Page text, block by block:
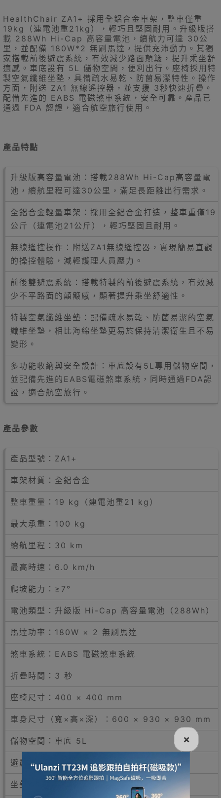
HealthChair ZA1+ 採用全鋁合金車架，整車僅重
19kg（連電池重21kg），輕巧且堅固耐用。升級版搭
載 288Wh Hi-Cap 高容量電池，續航力可達 30公
里，並配備 180W*2 無刷馬達，提供充沛動力。其獨
家搭載前後避震系統，有效減少路面顛簸，提升乘坐舒
適感。車底設有 5L 儲物空間，便利出行。座椅採用特
製空氣纖維坐墊，具備疏水易乾、防菌易潔特性。操作
方面，附送 ZA1 無線遙控器，並支援 3秒快速折疊。
配備先進的 EABS 電磁煞車系統，安全可靠。產品已
通過 FDA 認證，適合航空旅行使用。
產品特點
升級版高容量電池：搭載288Wh Hi-Cap高容量電
池，續航里程可達30公里，滿足長距離出行需求。
全鋁合金輕量車架：採用全鋁合金打造，整車重僅19
公斤（連電池21公斤），輕巧堅固且耐用。
無線遙控操作：附送ZA1無線遙控器，實現簡易直觀
的操控體驗，減輕護理人員壓力。
前後雙避震系統：搭載特製的前後避震系統，有效減
少不平路面的顛簸感，顯著提升乘坐舒適性。
特製空氣纖維坐墊：配備疏水易乾、防菌易潔的空氣
纖維坐墊，相比海綿坐墊更易於保持清潔衛生且不易
變形。
多功能收納與安全設計：車底設有5L專用儲物空間，
並配備先進的EABS電磁煞車系統，同時通過FDA認
證，適合航空旅行。
產品參數
產品型號：ZA1+
車架材質：全鋁合金
整車重量：19 kg（連電池重21 kg）
最大承重：100 kg
續航里程：30 km
最高時速：6.0 km/h
爬坡能力：≥7°
電池類型：升級版 Hi-Cap 高容量電池（288Wh）
馬達功率：180W × 2 無刷馬達
煞車系統：EABS 電磁煞車系統
折疊時間：3 秒
座椅尺寸：400 × 400 mm
車身尺寸（寬×高×深）：600 × 930 × 930 mm
儲物空間：車底 5L
避震系統：前後避震系統
坐墊類型：特製空氣纖維坐墊
×